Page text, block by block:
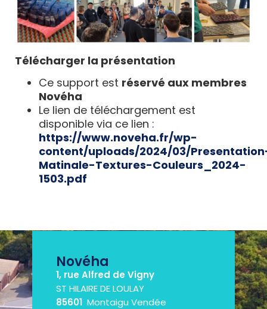
Télécharger la présentation
Ce support est réservé aux membres
Novéha
Le lien de téléchargement est
disponible via ce lien :
https://www.noveha.fr/wp-
content/uploads/2024/03/
Matinale-Textures-Couleurs_2024-
1503.pdf
Novéha
1, rue Alfred de Vigny
ST HILAIRE DE LOULAY
85601 Montaigu Vendée